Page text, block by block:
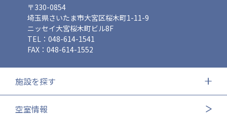
〒330-0854
埼玉県さいたま市大宮区桜木町1-11-9
ニッセイ大宮桜木町ビル8F
TEL：048-614-1541
FAX：048-614-1552
施設を探す
空室情報